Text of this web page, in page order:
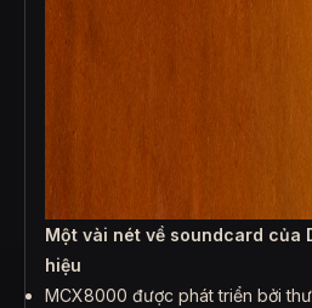
Một vài nét về soundcard của
hiệu
MCX8000 được phát triển bởi